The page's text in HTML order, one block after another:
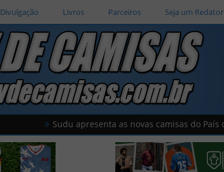
Divulgação Livros Parceiros Seja um Redator
Sudu apresenta as novas camisas do País de Gales